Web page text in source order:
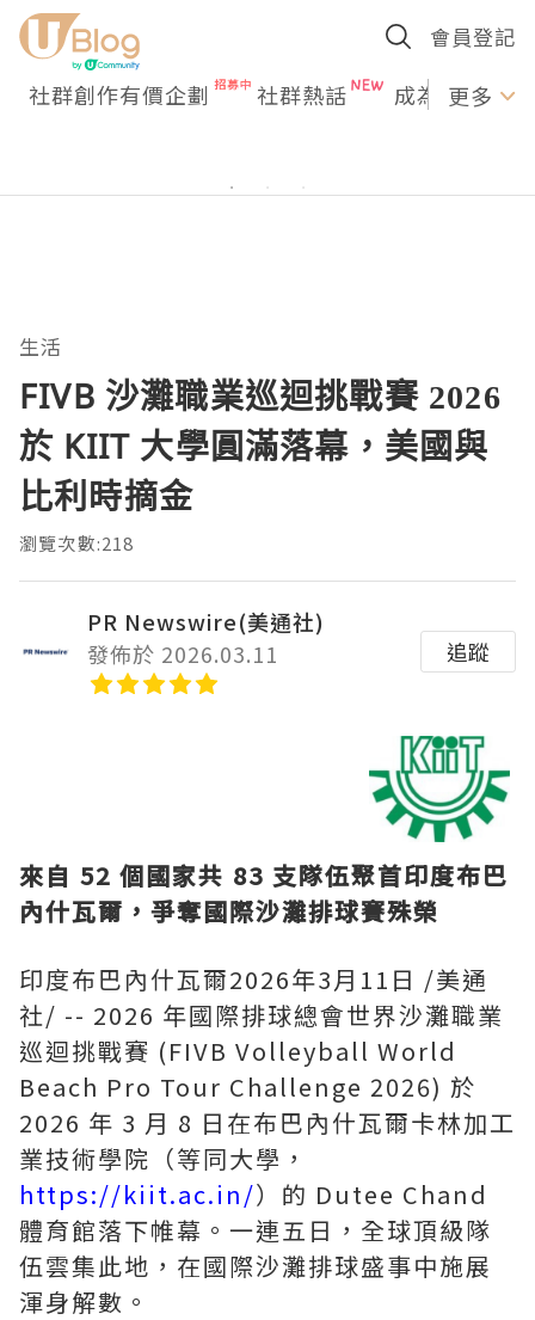
會員登記
社群創作有價企劃 社群熱話 成為U更多
生活
FIVB 沙灘職業巡迴挑戰賽 2026
於 KIIT 大學圓滿落幕，美國與
比利時摘金
瀏覽次數:218
PR Newswire(美通社)
發佈於 2026.03.11
追蹤
來自 52 個國家共 83 支隊伍聚首印度布巴
內什瓦爾，爭奪國際沙灘排球賽殊榮
印度布巴內什瓦爾2026年3月11日 /美通
社/ -- 2026 年國際排球總會世界沙灘職業
巡迴挑戰賽 (FIVB Volleyball World
Beach Pro Tour Challenge 2026) 於
2026 年 3 月 8 日在布巴內什瓦爾卡林加工
業技術學院（等同大學，
https://kiit.ac.in/）的 Dutee Chand
體育館落下帷幕。一連五日，全球頂級隊
伍雲集此地，在國際沙灘排球盛事中施展
渾身解數。